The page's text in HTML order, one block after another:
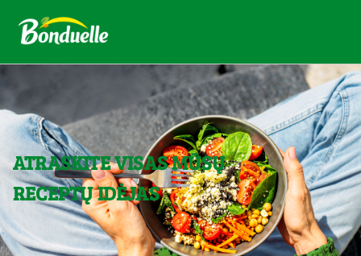
ATRASKITE VISAS MŪSŲ
RECEPTŲ IDĖJAS